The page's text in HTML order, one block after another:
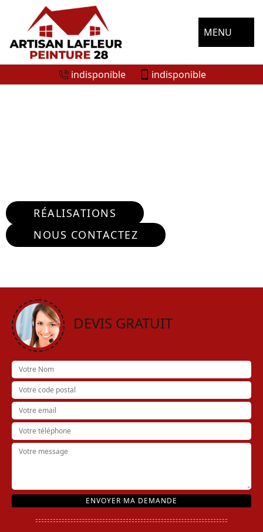
MENU
indisponible indisponible
RÉALISATIONS
NOUS CONTACTEZ
DEVIS GRATUIT